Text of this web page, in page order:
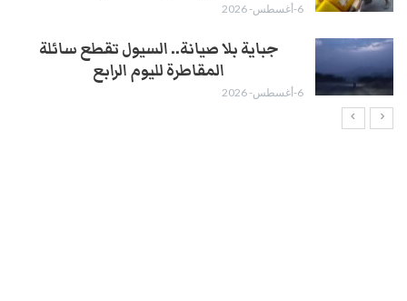
6-أغسطس- 2026
جباية بلا صيانة.. السيول تقطع سائلة
المقاطرة لليوم الرابع
6-أغسطس- 2026